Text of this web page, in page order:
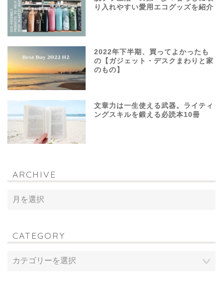
り入れやすい愛用エコグッズを紹介
2022年下半期、買ってよかったも
の【ガジェット・デスクまわりと家
のもの】
文章力は一生使える武器。ライティ
ングスキルを鍛える必読本10冊
ARCHIVE
CATEGORY